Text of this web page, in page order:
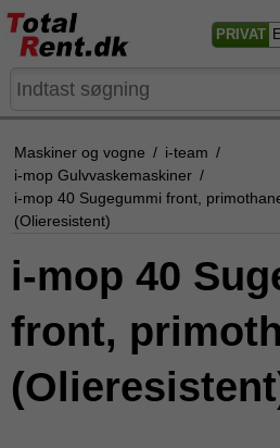
PRIVAT
Maskiner og vogne / i-team /
i-mop Gulvvaskemaskiner /
i-mop 40 Sugegummi front,
(Olieresistent)
i-mop 40
front,